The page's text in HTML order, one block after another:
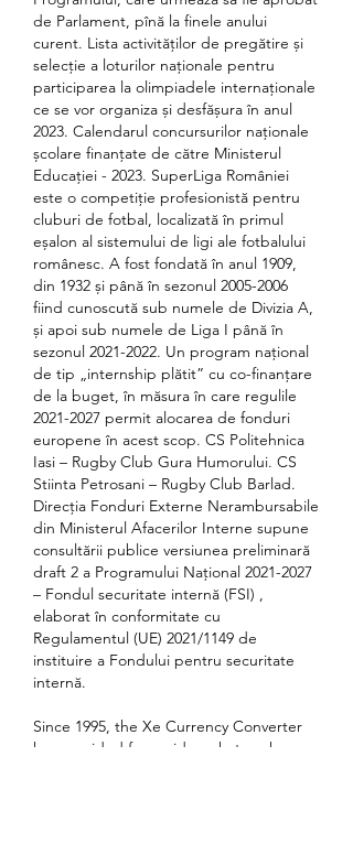
de Parlament, pînă la finele anului
curent. Lista activităților de pregătire și
selecție a loturilor naționale pentru
participarea la olimpiadele internaționale
ce se vor organiza și desfășura în anul
2023. Calendarul concursurilor naționale
școlare finanțate de către Ministerul
Educației - 2023. SuperLiga României
este o competiție profesionistă pentru
cluburi de fotbal, localizată în primul
eșalon al sistemului de ligi ale fotbalului
românesc. A fost fondată în anul 1909,
din 1932 și până în sezonul 2005-2006
fiind cunoscută sub numele de Divizia A,
și apoi sub numele de Liga I până în
sezonul 2021-2022. Un program național
de tip „internship plătit” cu co-finanțare
de la buget, în măsura în care regulile
2021-2027 permit alocarea de fonduri
europene în acest scop. CS Politehnica
Iasi – Rugby Club Gura Humorului. CS
Stiinta Petrosani – Rugby Club Barlad.
Direcția Fonduri Externe Nerambursabile
din Ministerul Afacerilor Interne supune
consultării publice versiunea preliminară
draft 2 a Programului Național 2021-2027
– Fondul securitate internă (FSI) ,
elaborat în conformitate cu
Regulamentul (UE) 2021/1149 de
instituire a Fondului pentru securitate
internă.
Since 1995, the Xe Currency Converter
has provided free mid-market exchange